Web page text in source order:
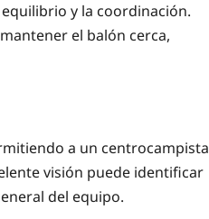
y la coordinación.
el balón cerca,
a un centrocampista
visión puede identificar
del equipo.